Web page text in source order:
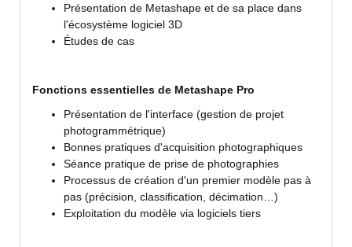
Présentation de Metashape et de sa place dans
l'écosystème logiciel 3D
Études de cas
Fonctions essentielles de Metashape Pro
Présentation de l'interface (gestion de projet
photogrammétrique)
Bonnes pratiques d'acquisition photographiques
Séance pratique de prise de photographies
Processus de création d'un premier modèle pas à
pas (précision, classification, décimation…)
Exploitation du modèle via logiciels tiers